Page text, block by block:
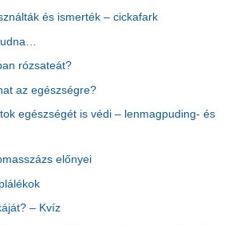
és ismerték – cickafark
rózsateát?
az egészségre?
egészségét is védi – lenmagpuding- és
előnyei
– Kvíz